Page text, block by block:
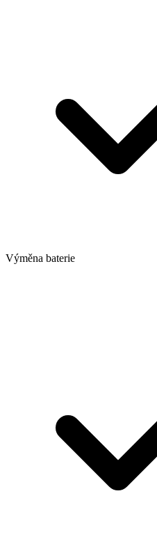
Výměna baterie